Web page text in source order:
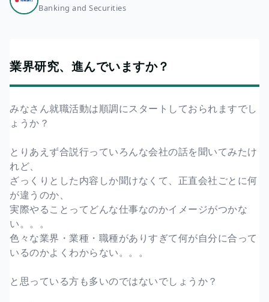
Banking and Securities
業界研究、進んでいますか？
みなさん就職活動は順調にスタートしておられますでし
ょうか？
とりあえず合説行っていろんな会社の話を聞いてみたけ
れど、
ざっくりとした内容しか聞けなくて、正直会社ごとに何
が違うのか、
実際やることってどんな仕事なのかイメージがつかな
い。。。
色々な業界・業種・職種がありすぎて何が自分に合って
いるのかよくわからない。。。
と思っている方も多いのではないでしょうか？